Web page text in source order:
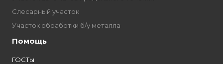
Слесарный участок
Участок обработки б/у металла
Помощь
ГОСТы